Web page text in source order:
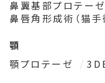
鼻翼基部プロテー
鼻唇角形成術（猫手
顎
顎プロテーゼ